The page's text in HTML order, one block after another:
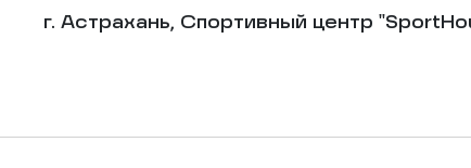
г. Астрахань, Спортивный центр